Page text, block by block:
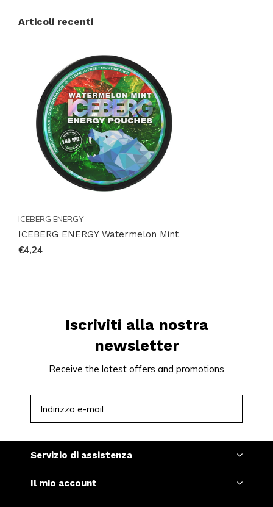
Articoli recenti
ICEBERG ENERGY
ICEBERG ENERGY Watermelon Mint
€4,24
Iscriviti alla nostra
newsletter
Receive the latest offers and promotions
Servizio di assistenza
Il mio account